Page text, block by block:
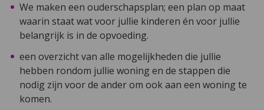
We maken een ouderschapsplan; een plan op maat
waarin staat wat voor jullie kinderen én voor jullie
belangrijk is in de opvoeding.
een overzicht van alle mogelijkheden die jullie
hebben rondom jullie woning en de stappen die
nodig zijn voor de ander om ook aan een woning te
komen.